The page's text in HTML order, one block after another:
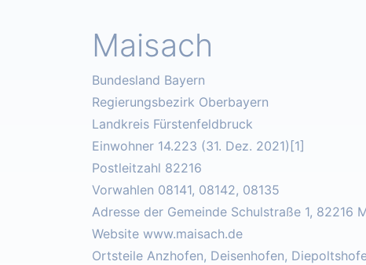
Maisach
Bundesland Bayern
Regierungsbezirk Oberbayern
Landkreis Fürstenfeldbruck
Einwohner 14.223 (31. Dez. 2021)[1]
Postleitzahl 82216
Vorwahlen 08141, 08142, 08135
Adresse der Gemeinde Schulstraße 1, 82216
Website www.maisach.de
Ortsteile Anzhofen, Deisenhofen,